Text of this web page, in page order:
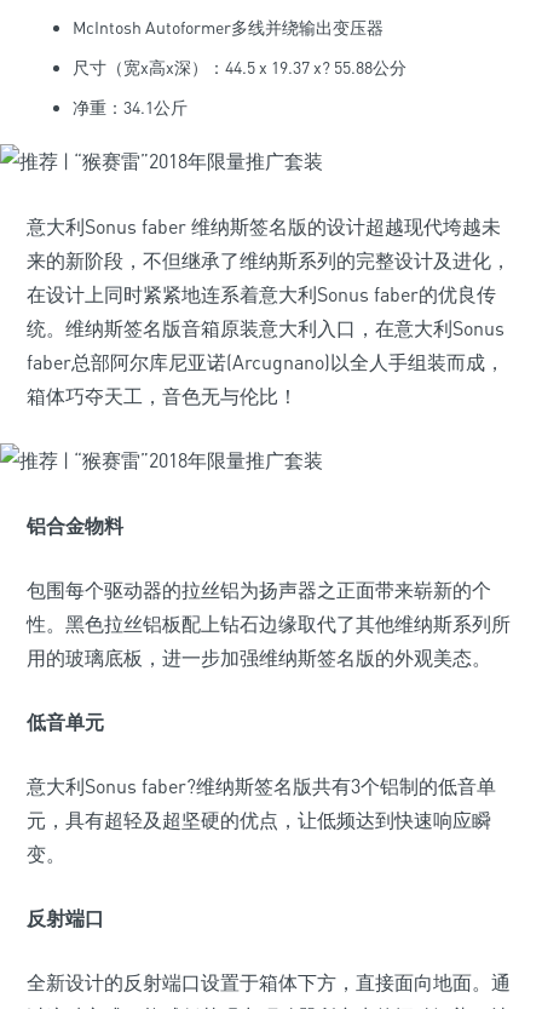
McIntosh Autoformer多线并绕输出变压器
尺寸（宽x高x深）：44.5 x 19.37 x? 55.88公分
净重：34.1公斤
意大利Sonus faber 维纳斯签名版的设计超越现代垮越未
来的新阶段，不但继承了维纳斯系列的完整设计及进化，
在设计上同时紧紧地连系着意大利Sonus faber的优良传
统。维纳斯签名版音箱原装意大利入口，在意大利Sonus
faber总部阿尔库尼亚诺(Arcugnano)以全人手组装而成，
箱体巧夺天工，音色无与伦比！
铝合金物料
包围每个驱动器的拉丝铝为扬声器之正面带来崭新的个
性。黑色拉丝铝板配上钻石边缘取代了其他维纳斯系列所
用的玻璃底板，进一步加强维纳斯签名版的外观美态。
低音单元
意大利Sonus faber?维纳斯签名版共有3个铝制的低音单
元，具有超轻及超坚硬的优点，让低频达到快速响应瞬
变。
反射端口
全新设计的反射端口设置于箱体下方，直接面向地面。通